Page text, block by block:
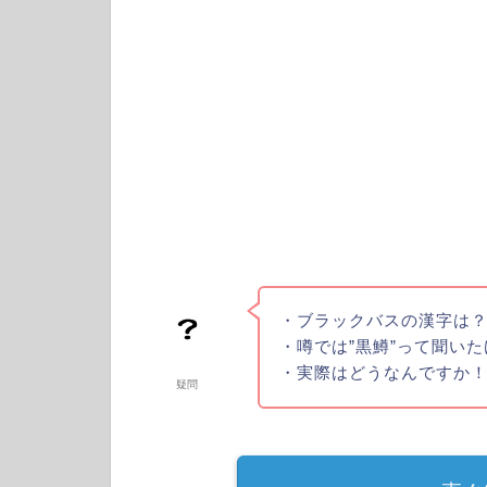
疑問
・ブラックバスの漢字は？
・噂では”黒鱒”って聞いた
・実際はどうなんですか！